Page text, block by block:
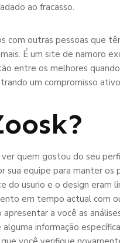
ao fracasso.
com outras pessoas que
É um site de namoro
entre os melhores
um compromisso
quem gostou do seu
equipe para manter os
do usurio e o design eram
em tempo actual com
a você as
informação